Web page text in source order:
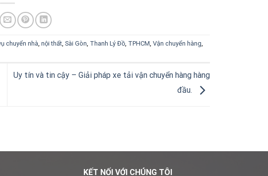
chuyển nhà nội thất, Sài Gòn Thanh Lý Đồ, TPHCM Vận chuyển hàng
Uy tín và tin cậy – Giải pháp xe tải vận chuyển hàng hàng
đầu.
KẾT NỐI VỚI CHÚNG TÔI